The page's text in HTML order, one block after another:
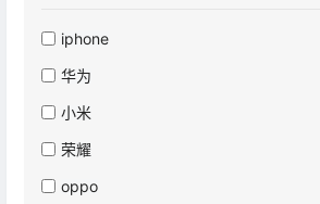
iphone
华为
小米
荣耀
oppo